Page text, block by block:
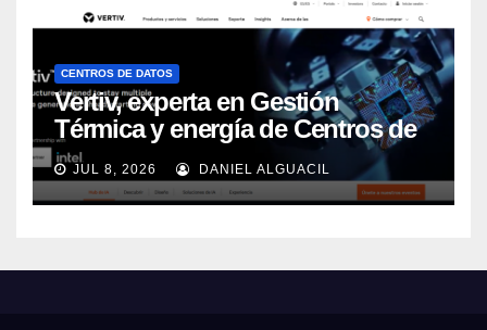
CENTROS DE DATOS
Vertiv, experta en Gestión
Térmica y energía de Centros de
Datos, sigue su crecimiento
imparable
JUL 8, 2026 DANIEL ALGUACIL